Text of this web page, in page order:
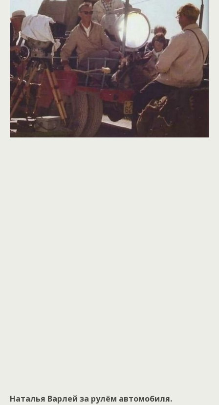
Наталья Варлей за рулём автомобиля.